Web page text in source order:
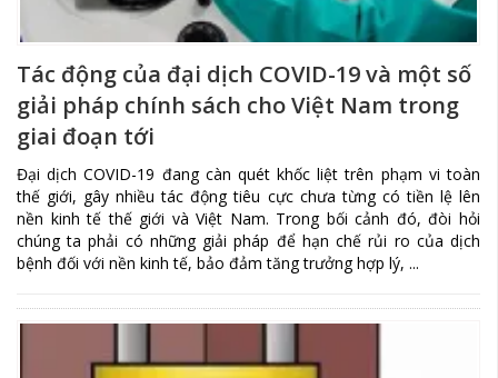
Tác động của đại dịch COVID-19 và một số
giải pháp chính sách cho Việt Nam trong
giai đoạn tới
Đại dịch COVID-19 đang càn quét khốc liệt trên phạm vi toàn
thế giới, gây nhiều tác động tiêu cực chưa từng có tiền lệ lên
nền kinh tế thế giới và Việt Nam. Trong bối cảnh đó, đòi hỏi
chúng ta phải có những giải pháp để hạn chế rủi ro của dịch
bệnh đối với nền kinh tế, bảo đảm tăng trưởng hợp lý, ...